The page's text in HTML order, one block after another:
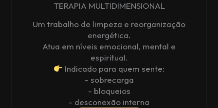
TERAPIA MULTIDIMENSIONAL
Um trabalho de limpeza e reorganização
energética.
Atua em níveis emocional, mental e
espiritual.
Indicado para quem sente:
- sobrecarga
- bloqueios
- desconexão interna